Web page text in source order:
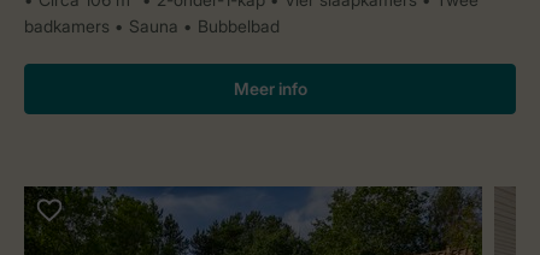
badkamers
Sauna Bubbelbad
Meer info